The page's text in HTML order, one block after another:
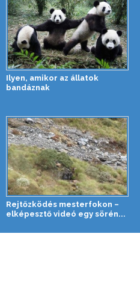
Ilyen, amikor az állatok
bandáznak
Rejtőzködés mesterfokon –
elképesztő videó egy sörén...